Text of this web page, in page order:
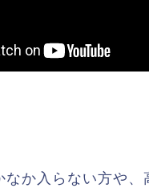
か入らない方や、